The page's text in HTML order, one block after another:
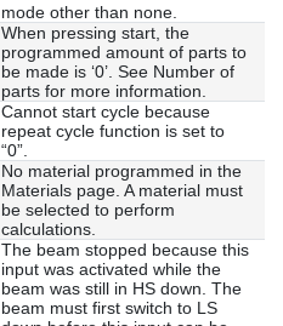
mode other than none.
When pressing start, the
programmed amount of parts to
be made is ‘0’. See Number of
parts for more information.
Cannot start cycle because
repeat cycle function is set to
“0”.
No material programmed in the
Materials page. A material must
be selected to perform
calculations.
The beam stopped because this
input was activated while the
beam was still in HS down. The
beam must first switch to LS